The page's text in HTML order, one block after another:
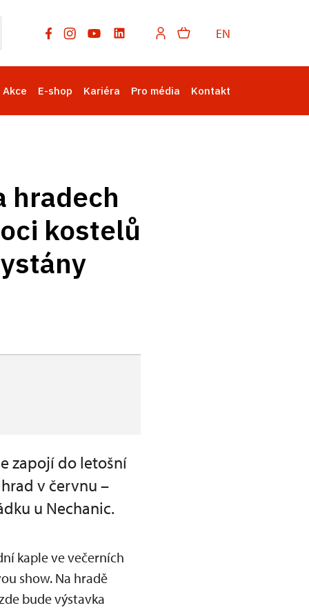
EN
Akce E-shop Kariéra Pro média Kontakt
hradech
kostelů
zapojí do letošní
v červnu –
u Nechanic.
kaple ve večerních
show. Na hradě
bude výstavka